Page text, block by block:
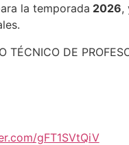
la temporada 2026,
TÉCNICO DE
gFT1SVtQiV